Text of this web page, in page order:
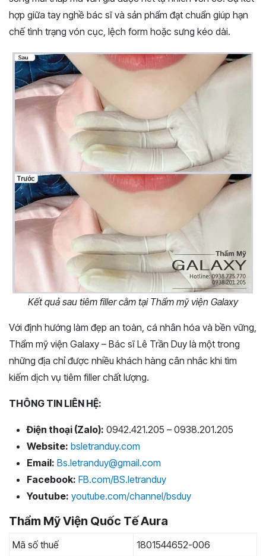
hợp giữa tay nghề bác sĩ và sản phẩm đạt chuẩn giúp hạn
chế tình trạng vón cục, lệch form hoặc sưng kéo dài.
Kết quả sau tiêm filler cằm tại Thẩm mỹ viện Galaxy
Với định hướng làm đẹp an toàn, cá nhân hóa và bền vững,
Thẩm mỹ viện Galaxy – Bác sĩ Lê Trần Duy là một trong
những địa chỉ được nhiều khách hàng cân nhắc khi tìm
kiếm dịch vụ tiêm filler chất lượng.
THÔNG TIN LIÊN HỆ:
Điện thoại (Zalo): 0942.421.205 – 0938.201.205
Website: bsletranduy.com
Email: Bs.letranduy@gmail.com
Facebook: FB.com/BS.letranduy
Youtube: youtube.com/channel/bsduy
Thẩm Mỹ Viện Quốc Tế Aura
Mã số thuế
1801544652-006